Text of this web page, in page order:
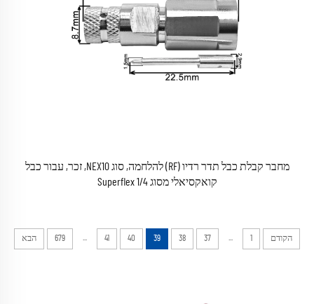
מחבר קבלת כבל תדר רדיו (RF) להלחמה, סוג NEX10, זכר, עבור כבל
קואקסיאלי מסוג 1/4 Superflex
הקודם 1
...
37
38
39
40
41
...
679 הבא